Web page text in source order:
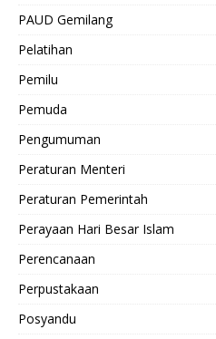
PAUD Gemilang
Pelatihan
Pemilu
Pemuda
Pengumuman
Peraturan Menteri
Peraturan Pemerintah
Perayaan Hari Besar Islam
Perencanaan
Perpustakaan
Posyandu